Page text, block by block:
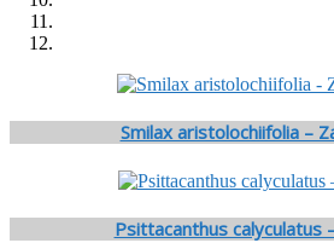
Smilax aristolochiifolia –
Psittacanthus calyculatus